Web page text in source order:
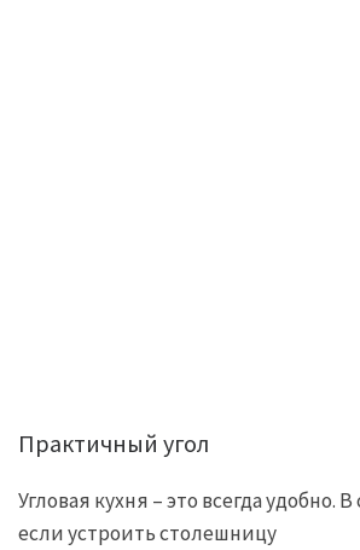
Практичный угол
Угловая кухня – это всегда удобно. В
если устроить столешницу